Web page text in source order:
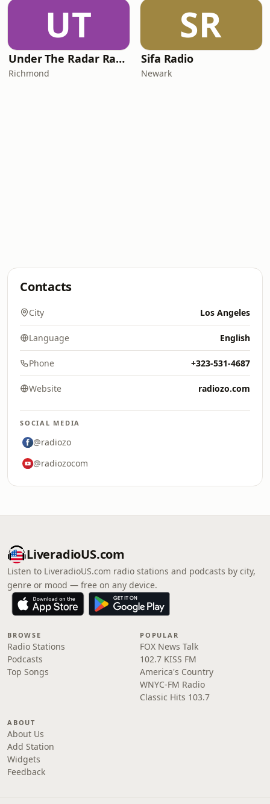
UT
Under The Radar Radio
Richmond
SR
Sifa Radio
Newark
Contacts
City Los Angeles
Language English
Phone +323-531-4687
Website radiozo.com
SOCIAL MEDIA
@radiozo
@radiozocom
LiveradioUS.com
Listen to LiveradioUS.com radio stations and podcasts by city,
genre or mood — free on any device.
BROWSE
Radio Stations
Podcasts
Top Songs
POPULAR
FOX News Talk
102.7 KISS FM
America's Country
WNYC-FM Radio
Classic Hits 103.7
ABOUT
About Us
Add Station
Widgets
Feedback